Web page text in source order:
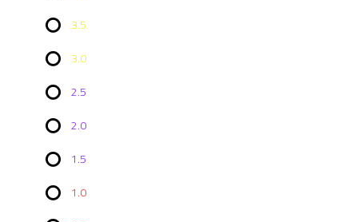
3.5
3.0
2.5
2.0
1.5
1.0